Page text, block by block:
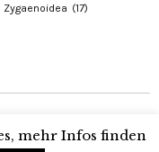
Zygaenoidea (17)
presented by Alexander
mehr Infos finden